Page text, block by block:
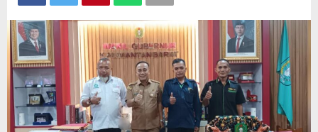
Mengabarkan
Kebenaran